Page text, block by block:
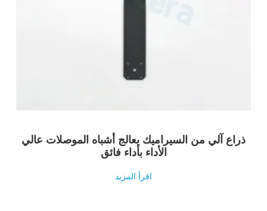
ذراع آلي من السيراميك يعالج أشباه الموصلات عالي
الأداء بأداء فائق
اقرأ المزيد